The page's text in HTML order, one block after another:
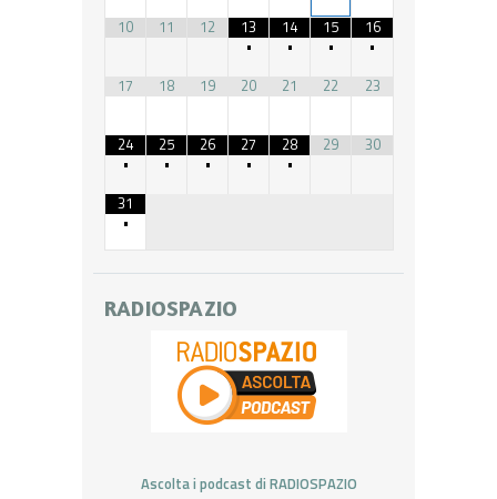
10 11 12
13
•
14
•
15
•
16
•
17
18 19 20 21 22 23
24
•
25
•
26
•
27
•
28
•
29 30
31
•
RADIOSPAZIO
Ascolta i podcast di RADIOSPAZIO